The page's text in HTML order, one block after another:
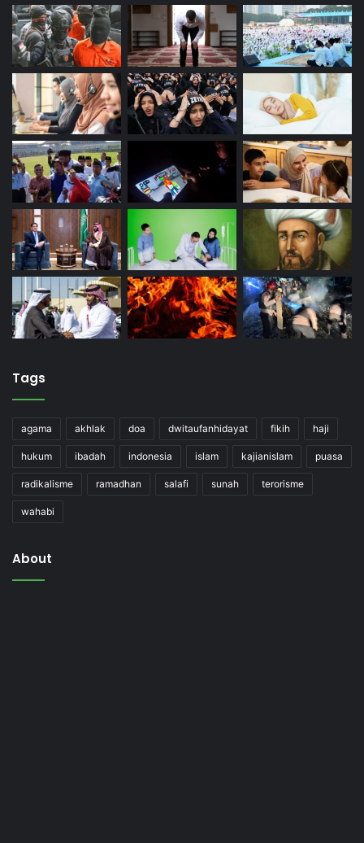
Tags
agama akhlak doa dwitaufanhidayat fikih haji
hukum ibadah indonesia islam kajianislam puasa
radikalisme ramadhan salafi sunah terorisme
wahabi
About